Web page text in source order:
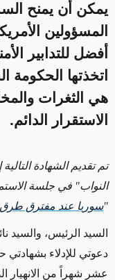
يمكن أن يمنح
المسؤولين
أفضل للتدابير
اتخذتها الحكومة
هي الثغرات
الاستقرار الدائم.
تم تقديم الشهادة
النواب" في جلسة الاستماع التي
"سوريا عند مفترق طرق
السيد الرئيس، والسيد
دعوتي للإدلاء بشهادتي
عشر شهراً من الانهيار